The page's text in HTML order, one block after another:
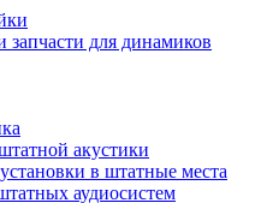
для динамиков
акустики
в штатные места
аудиосистем